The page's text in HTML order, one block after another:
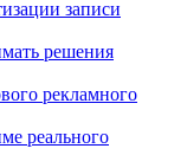
записи
решения
рекламного
реального